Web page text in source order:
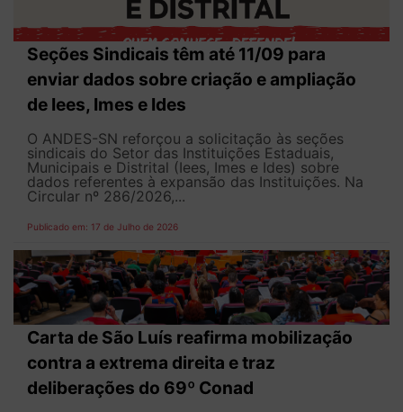
Seções Sindicais têm até 11/09 para
enviar dados sobre criação e ampliação
de Iees, Imes e Ides
O ANDES-SN reforçou a solicitação às seções
sindicais do Setor das Instituições Estaduais,
Municipais e Distrital (Iees, Imes e Ides) sobre
dados referentes à expansão das Instituições. Na
Circular nº 286/2026,...
Publicado em: 17 de Julho de 2026
Carta de São Luís reafirma mobilização
contra a extrema direita e traz
deliberações do 69º Conad